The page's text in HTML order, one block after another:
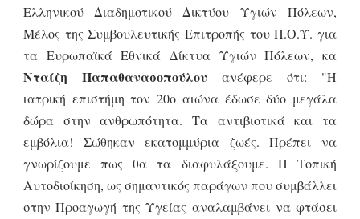
Ελληνικού Διαδημοτικού Δικτύου Υγιών Πόλεων,
Μέλος της Συμβουλευτικής Επιτροπής του Π.Ο.Υ. για
τα Ευρωπαϊκά Εθνικά Δίκτυα Υγιών Πόλεων, κα
Νταίζη Παπαθανασοπούλουανέφερε ότι: "Η
ιατρική επιστήμη τον 20ο αιώνα έδωσε δύο μεγάλα
δώρα στην ανθρωπότητα. Τα αντιβιοτικά και τα
εμβόλια! Σώθηκαν εκατομμύρια ζωές. Πρέπει να
γνωρίζουμε πως θα τα διαφυλάξουμε. Η Τοπική
Αυτοδιοίκηση, ως σημαντικός παράγων που συμβάλλει
στην Προαγωγή της Υγείας αναλαμβάνει να φτάσει